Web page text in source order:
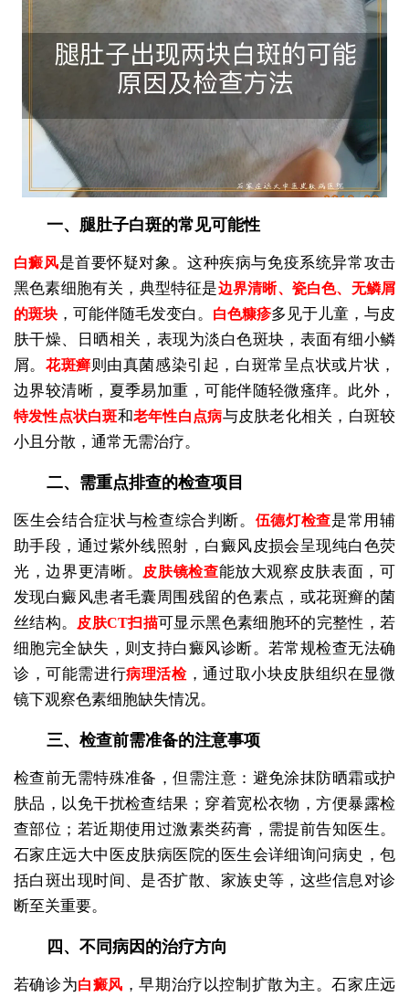
一、腿肚子白斑的常见可能性
白癜风是首要怀疑对象。这种疾病与免疫系统异常攻击
黑色素细胞有关，典型特征是边界清晰、瓷白色、无鳞屑
的斑块，可能伴随毛发变白。 白色糠疹多见于儿童，与皮
肤干燥、日晒相关，表现为淡白色斑块，表面有细小鳞
屑。花斑癣则由真菌感染引起，白斑常呈点状或片状，
边界较清晰，夏季易加重，可能伴随轻微瘙痒。此外，
特发性点状白斑和老年性白点病与皮肤老化相关，白斑较
小且分散，通常无需治疗。
二、需重点排查的检查项目
医生会结合症状与检查综合判断。 伍德灯检查是常用辅
助手段，通过紫外线照射，白癜风皮损会呈现纯白色荧
光，边界更清晰。
皮肤镜检查能放大观察皮肤表面，可
发现白癜风患者毛囊周围残留的色素点，或花斑癣的菌
丝结构。
皮肤CT扫描可显示黑色素细胞环的完整性，若
细胞完全缺失，则支持白癜风诊断。若常规检查无法确
诊，可能需进行病理活检，通过取小块皮肤组织在显微
镜下观察色素细胞缺失情况。
三、检查前需准备的注意事项
检查前无需特殊准备，但需注意：避免涂抹防晒霜或护
肤品，以免干扰检查结果；穿着宽松衣物，方便暴露检
查部位；若近期使用过激素类药膏，需提前告知医生。
石家庄远大中医皮肤病医院的医生会详细询问病史，包
括白斑出现时间、是否扩散、家族史等，这些信息对诊
断至关重要。
四、不同病因的治疗方向
若确诊为白癜风 ，早期治疗以控制扩散为主。石家庄远